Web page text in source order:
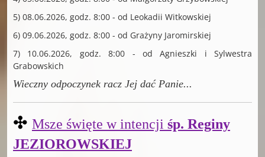
5) 08.06.2026, godz. 8:00 - od Leokadii Witkowskiej
6) 09.06.2026, godz. 8:00 - od Grażyny Jaromirskiej
7) 10.06.2026, godz. 8:00 - od Agnieszki i Sylwestra
Grabowskich
Wieczny odpoczynek racz Jej dać Panie...
✣ Msze święte w intencji śp. Reginy
JEZIOROWSKIEJ